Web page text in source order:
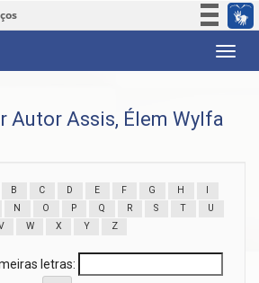
Acesso à informação
Canais
Autor Assis, Élem Wylfa
B C D E F G H
N O P Q R S T
U
W X Y Z
letras: